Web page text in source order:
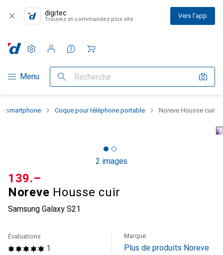
digitec
Trouvez et commandez plus vite Vers l'app
Navigation par catégorie
Menu Recherche
Paramètres
Compte client
Listes de comparaison
Listes d'envies
Panier
smartphone Coque pour téléphone portable Noreve Housse cuir
2 images
Noreve Housse cuir
Samsung Galaxy S21
CHF
139.–
1
Évaluations Marque
Plus de produits Noreve